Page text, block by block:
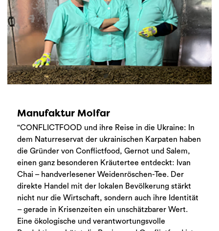
Manufaktur Molfar
"CONFLICTFOOD und ihre Reise in die Ukraine: In
dem Naturreservat der ukrainischen Karpaten haben
die Gründer von Conflictfood, Gernot und Salem,
einen ganz besonderen Kräutertee entdeckt: Ivan
Chai – handverlesener Weidenröschen-Tee. Der
direkte Handel mit der lokalen Bevölkerung stärkt
nicht nur die Wirtschaft, sondern auch ihre Identität
– gerade in Krisenzeiten ein unschätzbarer Wert.
Eine ökologische und verantwortungsvolle